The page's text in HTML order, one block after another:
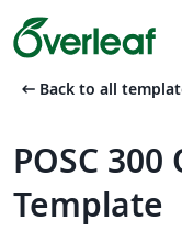
arrow_left_alt Back to all
POSC
Template